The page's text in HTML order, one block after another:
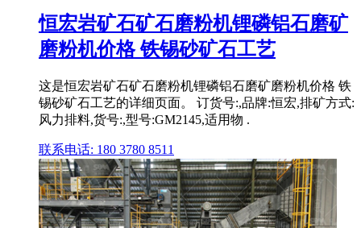
恒宏岩矿石矿石磨粉机锂磷铝石磨矿
磨粉机价格 铁锡砂矿石工艺
这是恒宏岩矿石矿石磨粉机锂磷铝石磨矿磨粉机价格 铁
锡砂矿石工艺的详细页面。 订货号:,品牌:恒宏,排矿方式:
风力排料,货号:,型号:GM2145,适用物 .
联系电话: 180 3780 8511